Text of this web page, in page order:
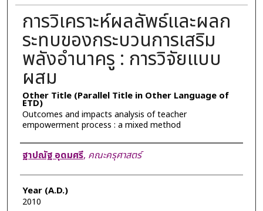
การวิเคราะห์ผลลัพธ์และผลก
ระทบของกระบวนการเสริม
พลังอำนาครู : การวิจัยแบบ
ผสม
Other Title (Parallel Title in Other Language of
ETD)
Outcomes and impacts analysis of teacher
empowerment process : a mixed method
Author
ฐาปณัฐ อุดมศรี, คณะครุศาสตร์
Year (A.D.)
2010